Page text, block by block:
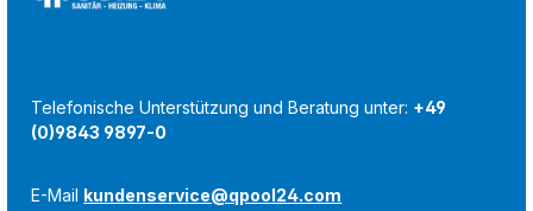
Telefonische Unterstützung und Beratung unter: +49
(0)9843 9897-0
E-Mail kundenservice@qpool24.com